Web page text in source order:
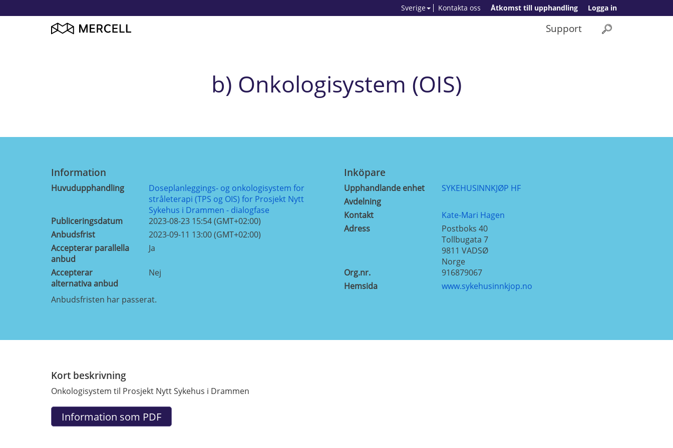
Logga in
Åtkomst till upphandling
Kontakta oss
Sverige
Support
b) Onkologisystem (OIS)
Information
Huvudupphandling
Doseplanleggings- og onkologisystem for
stråleterapi (TPS og OIS) for Prosjekt Nytt
Sykehus i Drammen - dialogfase
Publiceringsdatum
2023-08-23 15:54 (GMT+02:00)
Anbudsfrist
2023-09-11 13:00 (GMT+02:00)
Accepterar parallella
anbud
Ja
Accepterar
alternativa anbud
Nej
Inköpare
Upphandlande enhet
SYKEHUSINNKJØP HF
Avdelning
Kontakt
Kate-Mari Hagen
Adress
Postboks 40
Tollbugata 7
9811 VADSØ
Norge
Org.nr.
916879067
Hemsida
www.sykehusinnkjop.no
Anbudsfristen har passerat.
Kort beskrivning
Onkologisystem til Prosjekt Nytt Sykehus i Drammen